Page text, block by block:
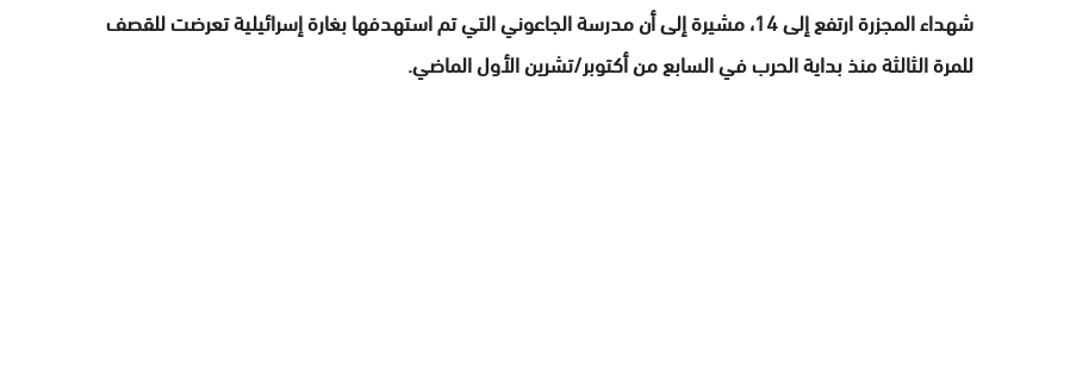
شهداء المجزرة ارتفع إلى 14، مشيرة إلى أن مدرسة الجاعوني التي تم استهدفها بغارة إسرائيلية تعرضت للقصف
للمرة الثالثة منذ بداية الحرب في السابع من أكتوبر/تشرين الأول الماضي.